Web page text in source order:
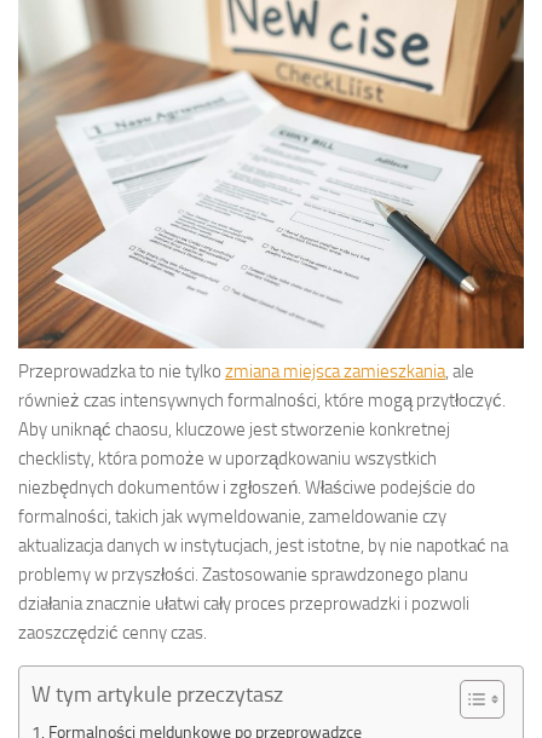
Przeprowadzka to nie tylko zmiana miejsca zamieszkania , ale
również czas intensywnych formalności, które mogą przytłoczyć.
Aby uniknąć chaosu, kluczowe jest stworzenie konkretnej
checklisty, która pomoże w uporządkowaniu wszystkich
niezbędnych dokumentów i zgłoszeń. Właściwe podejście do
formalności, takich jak wymeldowanie, zameldowanie czy
aktualizacja danych w instytucjach, jest istotne, by nie napotkać na
problemy w przyszłości. Zastosowanie sprawdzonego planu
działania znacznie ułatwi cały proces przeprowadzki i pozwoli
zaoszczędzić cenny czas.
W tym artykule przeczytasz
Formalności meldunkowe po przeprowadzce